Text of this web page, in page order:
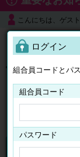
こんにちは、ゲスト
よくある質問
くらしの
ログイン
組合員コードとパ
組合員コード
パスワード